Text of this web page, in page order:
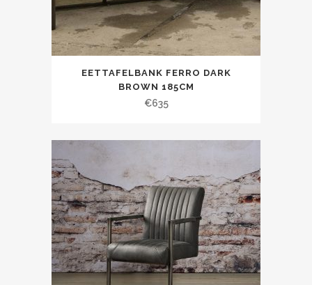
EETTAFELBANK FERRO DARK
BROWN 185CM
€635